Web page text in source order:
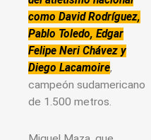
como David Rodríguez,
Pablo Toledo, Edgar
Felipe Neri Chávez y
Diego Lacamoire,
campeón sudamericano
de 1.500 metros.